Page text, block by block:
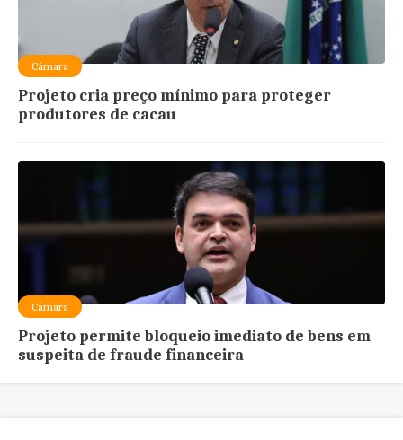
Câmara
Projeto cria preço mínimo para proteger
produtores de cacau
Câmara
Projeto permite bloqueio imediato de bens em
suspeita de fraude financeira